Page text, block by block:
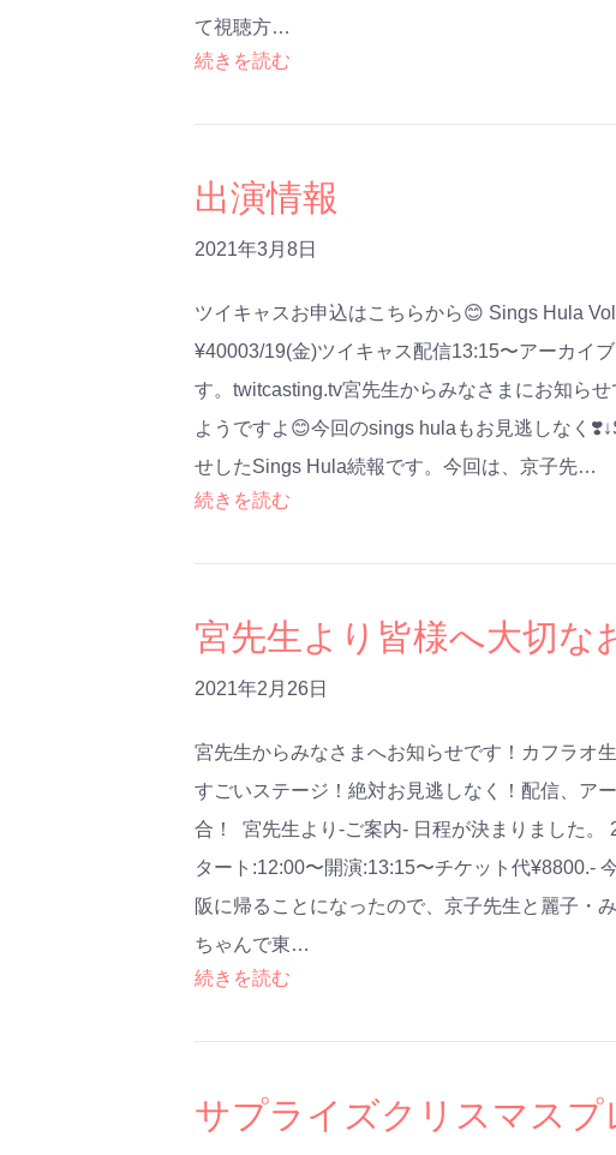
て視聴方…
続きを読む
出演情報
2021年3月8日
ツイキャスお申込はこちらから😊 Sings Hula
¥40003/19(金)ツイキャス配信13:15〜アーカイ
す。twitcasting.tv宮先生からみなさまにお知ら
ようですよ😊今回のsings hulaもお見逃しなく
せしたSings Hula続報です。今回は、京子先…
続きを読む
宮先生より皆様へ大切な
2021年2月26日
宮先生からみなさまへお知らせです！カフラオ
すごいステージ！絶対お見逃しなく！配信、ア
合！ 宮先生より-ご案内- 日程が決まりました。
タート:12:00〜開演:13:15〜チケット代¥8800.-
阪に帰ることになったので、京子先生と麗子・
ちゃんで東…
続きを読む
サプライズクリスマスプ